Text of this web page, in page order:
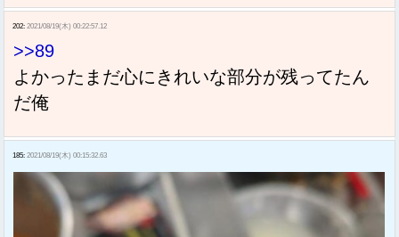
202: 2021/08/19(木) 00:22:57.12
>>89
よかったまだ心にきれいな部分が残ってたん
だ俺
185: 2021/08/19(木) 00:15:32.63